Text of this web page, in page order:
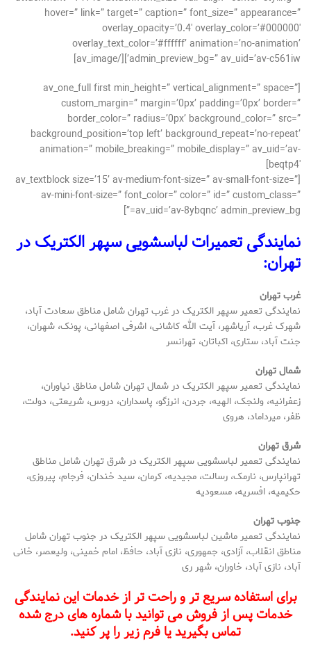
hover=” link=” target=” caption=” font_size=” appearance=”
overlay_opacity=’0.4′ overlay_color=’#000000′
overlay_text_color=’#ffffff’ animation=’no-animation’
admin_preview_bg=” av_uid=’av-c561iw’][/av_image]
[av_one_full first min_height=” vertical_alignment=” space=”
custom_margin=” margin=’0px’ padding=’0px’ border=”
border_color=” radius=’0px’ background_color=” src=”
background_position=’top left’ background_repeat=’no-repeat’
animation=” mobile_breaking=” mobile_display=” av_uid=’av-
beqtp4′]
[av_textblock size=’15’ av-medium-font-size=” av-small-font-size=”
av-mini-font-size=” font_color=” color=” id=” custom_class=”
av_uid=’av-8ybqnc’ admin_preview_bg=”]
نمایندگی تعمیرات لباسشویی سپهر الکتریک در
تهران:
غرب تهران
نمایندگی تعمیر سپهر الکتریک در غرب تهران شامل مناطق سعادت آباد،
شهرک غرب، آریاشهر، آیت الله کاشانی، اشرفی اصفهانی، پونک، شهران،
جنت آباد، ستاری، اکباتان، تهرانسر
شمال تهران
نمایندگی تعمیر سپهر الکتریک در شمال تهران شامل مناطق نیاوران،
زعفرانیه، ولنجک، الهیه، جردن، انرزگو، پاسداران، دروس، شریعتی، دولت،
ظفر، میرداماد، هروی
شرق تهران
نمایندگی تعمیر لباسشویی سپهر الکتریک در شرق تهران شامل مناطق
تهرانپارس، نارمک، رسالت، مجیدیه، کرمان، سید خندان، فرجام، پیروزی،
حکیمیه، افسریه، مسعودیه
جنوب تهران
نمایندگی تعمیر ماشین لباسشویی سپهر الکتریک در جنوب تهران شامل
مناطق انقلاب، آزادی، جمهوری، نازی آباد، حافظ، امام خمینی، ولیعصر، خانی
آباد، نازی آباد، خاوران، شهر ری
برای استفاده سریع تر و راحت تر از خدمات این نمایندگی
خدمات پس از فروش می توانید با شماره های درج شده
تماس بگیرید یا فرم زیر را پر کنید.